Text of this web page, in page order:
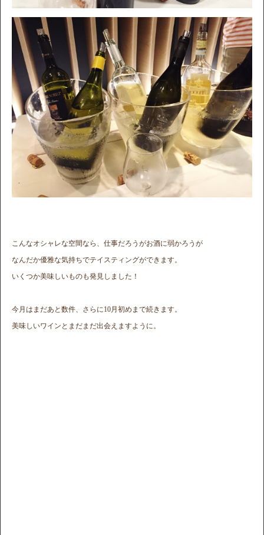
こんなオシャレな空間なら、仕事だろうがお酒に弱かろうが
なんだか優雅な気持ちでテイスティングができます。
いくつか美味しいものも発見しました！
今月はまだあと数件、さらに10月初めまで続きます。
美味しいワインとまだまだ出会えますように。